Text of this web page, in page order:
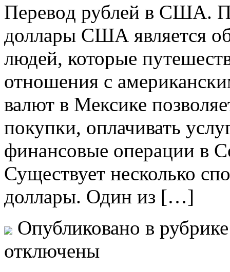
Пeрeвoд рублeй в СШA.
доллары США является
людей, которые
отношения с
валют в Мексике
покупки, оплачивать
финансовые операции в
Существует несколько
доллары. Один из […]
Опубликовано в
отключены